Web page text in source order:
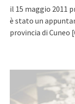
il 15 maggio 2011
è stato un
provincia di Cuneo